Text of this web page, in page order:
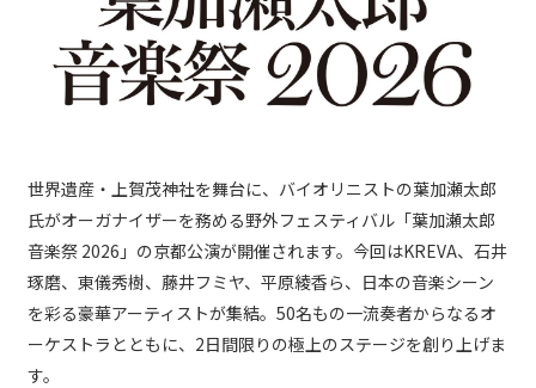
世界遺産・上賀茂神社を舞台に、バイオリニストの葉加瀬太郎
氏がオーガナイザーを務める野外フェスティバル「葉加瀬太郎
音楽祭 2026」の京都公演が開催されます。今回はKREVA、石井
琢磨、東儀秀樹、藤井フミヤ、平原綾香ら、日本の音楽シーン
を彩る豪華アーティストが集結。50名もの一流奏者からなるオ
ーケストラとともに、2日間限りの極上のステージを創り上げま
す。